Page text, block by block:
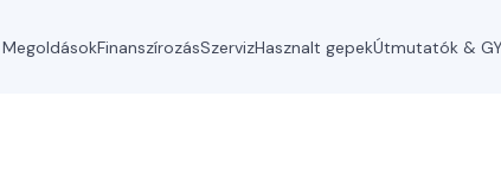
MegoldásokFinanszírozásSzervizHasznalt gepekÚtmutatók &